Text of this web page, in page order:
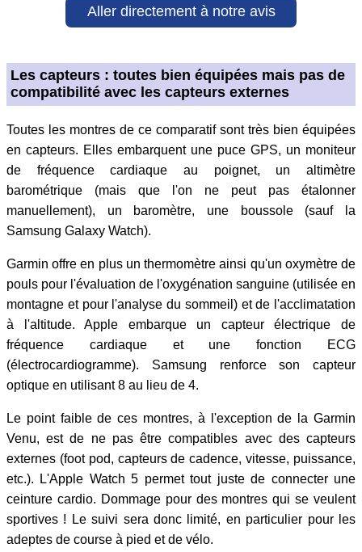
Aller directement à notre avis
Les capteurs : toutes bien équipées mais pas de
compatibilité avec les capteurs externes
Toutes les montres de ce comparatif sont très bien équipées
en capteurs. Elles embarquent une puce GPS, un moniteur
de fréquence cardiaque au poignet, un altimètre
barométrique (mais que l'on ne peut pas étalonner
manuellement), un baromètre, une boussole (sauf la
Samsung Galaxy Watch).
Garmin offre en plus un thermomètre ainsi qu'un oxymètre de
pouls pour l'évaluation de l'oxygénation sanguine (utilisée en
montagne et pour l'analyse du sommeil) et de l'acclimatation
à l'altitude. Apple embarque un capteur électrique de
fréquence cardiaque et une fonction ECG
(électrocardiogramme). Samsung renforce son capteur
optique en utilisant 8 au lieu de 4.
Le point faible de ces montres, à l'exception de la Garmin
Venu, est de ne pas être compatibles avec des capteurs
externes (foot pod, capteurs de cadence, vitesse, puissance,
etc.). L'Apple Watch 5 permet tout juste de connecter une
ceinture cardio. Dommage pour des montres qui se veulent
sportives ! Le suivi sera donc limité, en particulier pour les
adeptes de course à pied et de vélo.